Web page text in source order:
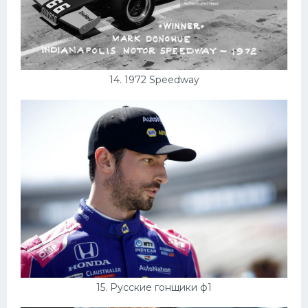
14. 1972 Speedway
15. Русские гонщики ф1